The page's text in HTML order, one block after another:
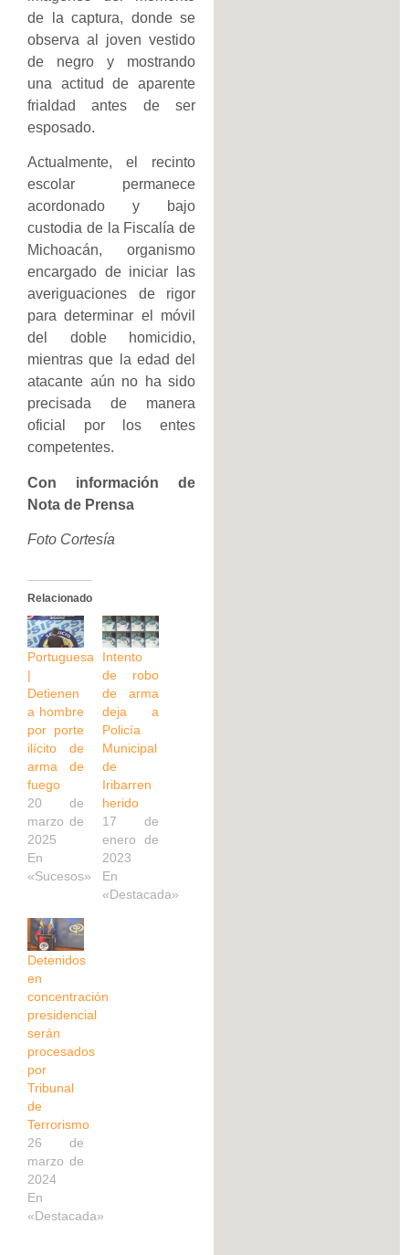
de la captura, donde se
observa al joven vestido
de negro y mostrando
una actitud de aparente
frialdad antes de ser
esposado.
Actualmente, el recinto
escolar permanece
acordonado y bajo
custodia de la Fiscalía de
Michoacán, organismo
encargado de iniciar las
averiguaciones de rigor
para determinar el móvil
del doble homicidio,
mientras que la edad del
atacante aún no ha sido
precisada de manera
oficial por los entes
competentes.
Con información de
Nota de Prensa
Foto Cortesía
Relacionado
Portuguesa
|
Detienen
a hombre
por porte
ilícito de
arma de
fuego
20 de
marzo de
2025
En
«Sucesos»
Intento
de robo
de arma
deja a
Policía
Municipal
de
Iribarren
herido
17 de
enero de
2023
En
«Destacada»
Detenidos
en
concentración
presidencial
serán
procesados
por
Tribunal
de
Terrorismo
26 de
marzo de
2024
En
«Destacada»